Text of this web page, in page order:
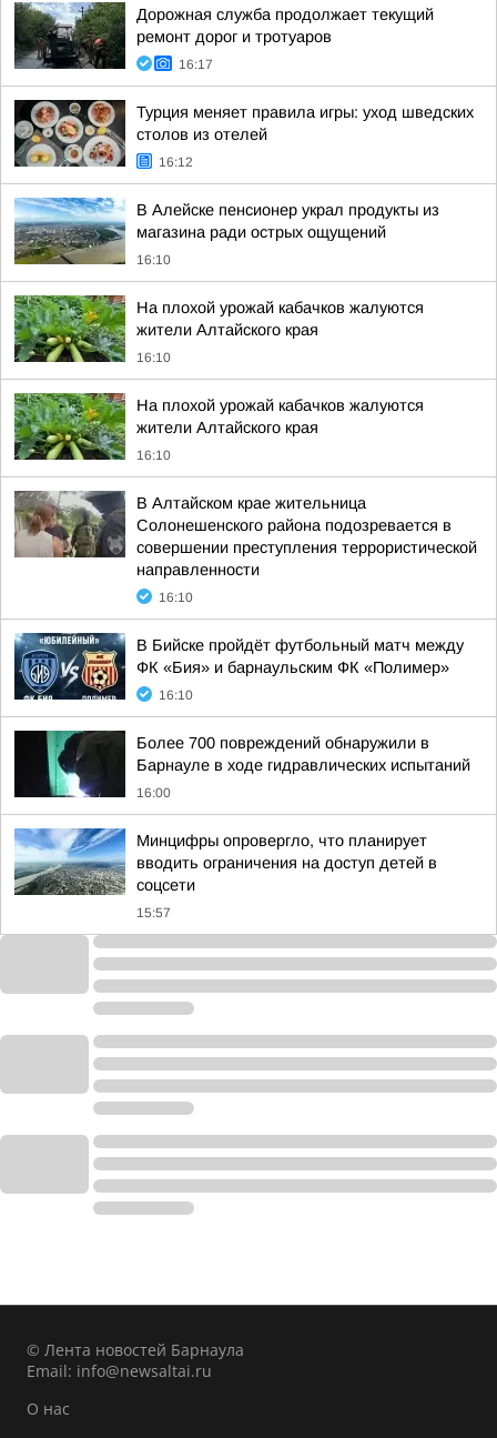
Дорожная служба продолжает текущий
ремонт дорог и тротуаров
16:17
Турция меняет правила игры: уход шведских
столов из отелей
16:12
В Алейске пенсионер украл продукты из
магазина ради острых ощущений
16:10
На плохой урожай кабачков жалуются
жители Алтайского края
16:10
На плохой урожай кабачков жалуются
жители Алтайского края
16:10
В Алтайском крае жительница
Солонешенского района подозревается в
совершении преступления террористической
направленности
16:10
В Бийске пройдёт футбольный матч между
ФК «Бия» и барнаульским ФК «Полимер»
16:10
Более 700 повреждений обнаружили в
Барнауле в ходе гидравлических испытаний
16:00
Минцифры опровергло, что планирует
вводить ограничения на доступ детей в
соцсети
15:57
© Лента новостей Барнаула
Email: info@newsaltai.ru
О нас